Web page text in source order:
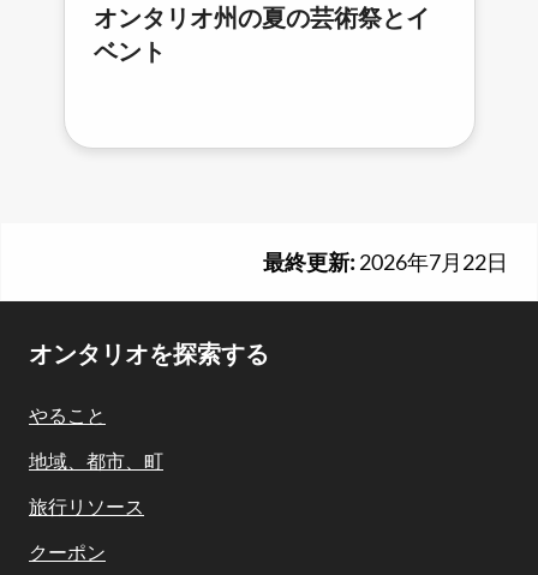
オンタリオ州の夏の芸術祭とイ
ベント
最終更新: 2026年7月22日
Footer
Navigation
オンタリオを探索する
やること
地域、都市、町
旅行リソース
クーポン